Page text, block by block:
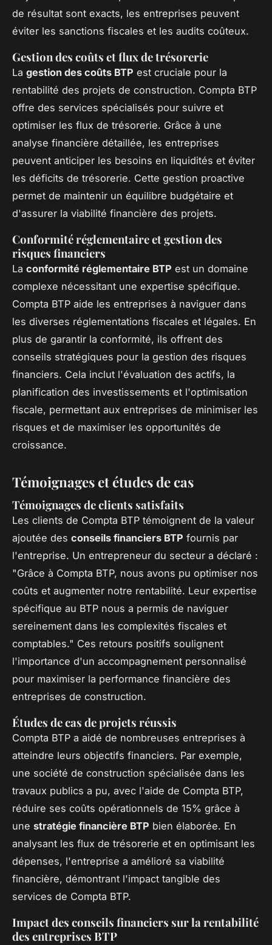
de résultat sont exacts, les entreprises peuvent
éviter les sanctions fiscales et les audits coûteux.
Gestion des coûts et flux de trésorerie
La gestion des coûts BTP est cruciale pour la
rentabilité des projets de construction. Compta BTP
offre des services spécialisés pour suivre et
optimiser les flux de trésorerie. Grâce à une
analyse financière détaillée, les entreprises
peuvent anticiper les besoins en liquidités et éviter
les déficits de trésorerie. Cette gestion proactive
permet de maintenir un équilibre budgétaire et
d'assurer la viabilité financière des projets.
Conformité réglementaire et gestion des
risques financiers
La conformité réglementaire BTP est un domaine
complexe nécessitant une expertise spécifique.
Compta BTP aide les entreprises à naviguer dans
les diverses réglementations fiscales et légales. En
plus de garantir la conformité, ils offrent des
conseils stratégiques pour la gestion des risques
financiers. Cela inclut l'évaluation des actifs, la
planification des investissements et l'optimisation
fiscale, permettant aux entreprises de minimiser les
risques et de maximiser les opportunités de
croissance.
Témoignages et études de cas
Témoignages de clients satisfaits
Les clients de Compta BTP témoignent de la valeur
ajoutée des conseils financiers BTP fournis par
l'entreprise. Un entrepreneur du secteur a déclaré :
"Grâce à Compta BTP, nous avons pu optimiser nos
coûts et augmenter notre rentabilité. Leur expertise
spécifique au BTP nous a permis de naviguer
sereinement dans les complexités fiscales et
comptables." Ces retours positifs soulignent
l'importance d'un accompagnement personnalisé
pour maximiser la performance financière des
entreprises de construction.
Études de cas de projets réussis
Compta BTP a aidé de nombreuses entreprises à
atteindre leurs objectifs financiers. Par exemple,
une société de construction spécialisée dans les
travaux publics a pu, avec l'aide de Compta BTP,
réduire ses coûts opérationnels de 15% grâce à
une stratégie financière BTP bien élaborée. En
analysant les flux de trésorerie et en optimisant les
dépenses, l'entreprise a amélioré sa viabilité
financière, démontrant l'impact tangible des
services de Compta BTP.
Impact des conseils financiers sur la rentabilité
des entreprises BTP